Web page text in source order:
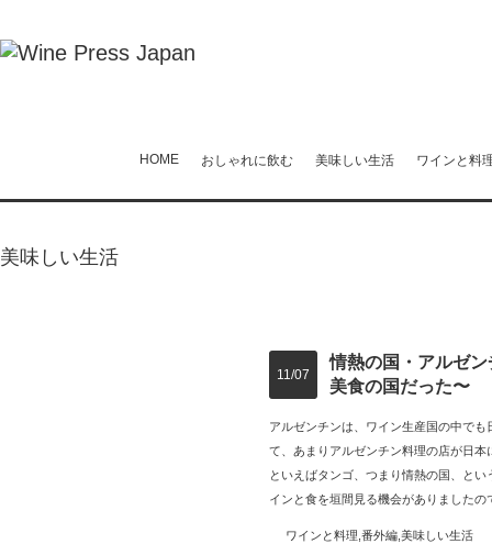
HOME おしゃれに飲む 美味しい生活 ワインと料
美味しい生活
情熱の国・アルゼ
美食の国だった〜
11/07
アルゼンチンは、ワイン生産国の中で
て、あまりアルゼンチン料理の店が日
といえばタンゴ、つまり情熱の国、と
インと食を垣間見る機会がありました
ワインと料理 番外編 美味しい生活